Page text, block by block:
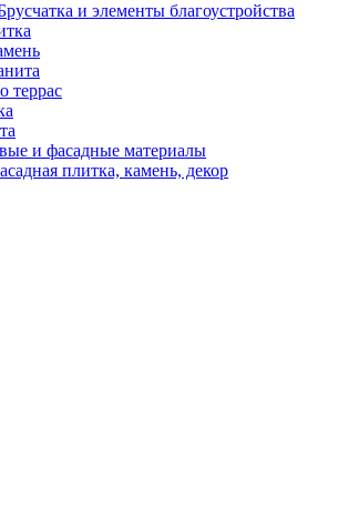
и элементы благоустройства
террас
и фасадные материалы
плитка, камень, декор